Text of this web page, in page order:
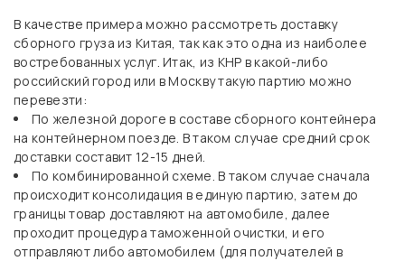
В качестве примера можно рассмотреть доставку
сборного груза из Китая, так как это одна из наиболее
востребованных услуг. Итак, из КНР в какой-либо
российский город или в Москву такую партию можно
перевезти:
По железной дороге в составе сборного контейнера
на контейнерном поезде. В таком случае средний срок
доставки составит 12-15 дней.
По комбинированной схеме. В таком случае сначала
происходит консолидация в единую партию, затем до
границы товар доставляют на автомобиле, далее
проходит процедура таможенной очистки, и его
отправляют либо автомобилем (для получателей в